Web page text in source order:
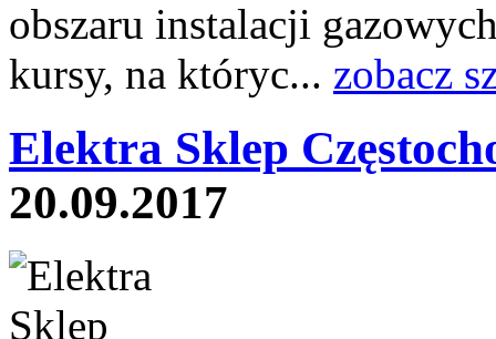
obszaru instalacji
kursy, na któryc... zobacz
Elektra Sklep
20.09.2017